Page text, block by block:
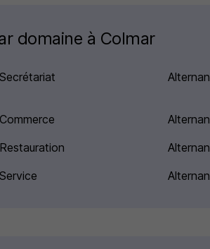
domaine à Colmar